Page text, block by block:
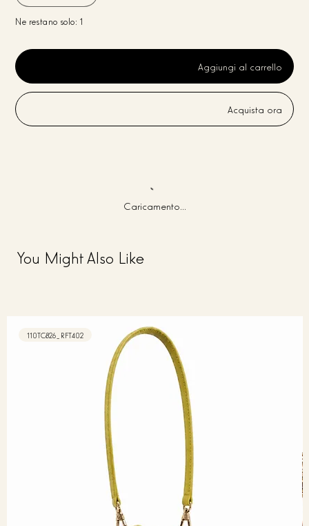
Ne restano solo: 1
Aggiungi al carrello
Acquista ora
Caricamento...
You Might Also Like
110TC826_RFT402